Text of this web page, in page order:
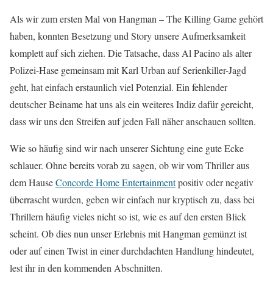
Als wir zum ersten Mal von Hangman – The Killing Game gehört
haben, konnten Besetzung und Story unsere Aufmerksamkeit
komplett auf sich ziehen. Die Tatsache, dass Al Pacino als alter
Polizei-Hase gemeinsam mit Karl Urban auf Serienkiller-Jagd
geht, hat einfach erstaunlich viel Potenzial. Ein fehlender
deutscher Beiname hat uns als ein weiteres Indiz dafür gereicht,
dass wir uns den Streifen auf jeden Fall näher anschauen sollten.
Wie so häufig sind wir nach unserer Sichtung eine gute Ecke
schlauer. Ohne bereits vorab zu sagen, ob wir vom Thriller aus
dem HauseConcorde Home Entertainmentpositiv oder negativ
überrascht wurden, geben wir einfach nur kryptisch zu, dass bei
Thrillern häufig vieles nicht so ist, wie es auf den ersten Blick
scheint. Ob dies nun unser Erlebnis mit Hangman gemünzt ist
oder auf einen Twist in einer durchdachten Handlung hindeutet,
lest ihr in den kommenden Abschnitten.